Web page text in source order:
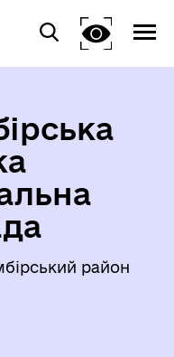
район